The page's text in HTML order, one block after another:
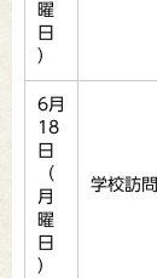
曜
日
）
6月
18
日
（
月
曜
日
）
学校訪問